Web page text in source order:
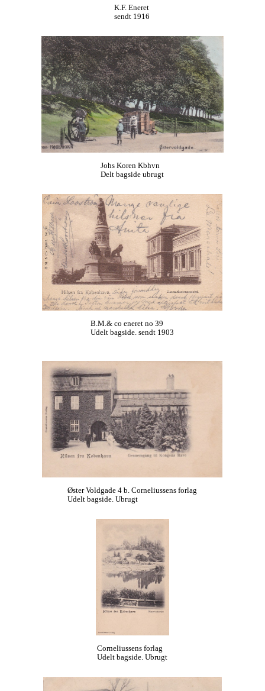
K.F. Eneret
sendt 1916
Johs Koren Kbhvn
Delt bagside ubrugt
B.M.& co eneret no 39
Udelt bagside. sendt 1903
Øster Voldgade 4 b. Corneliussens forlag
Udelt bagside. Ubrugt
Corneliussens forlag
Udelt bagside. Ubrugt